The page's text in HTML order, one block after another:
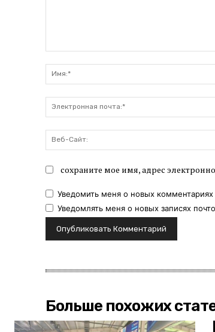
сохраните мое имя, адрес
Уведомить меня о новых комментариях
Уведомлять меня о новых записях
Больше похожих